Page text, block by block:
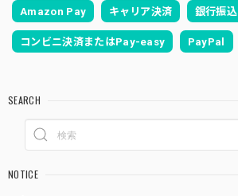
Amazon Pay キャリア決済 銀行振込
コンビニ決済またはPay-easy PayPal
SEARCH
NOTICE